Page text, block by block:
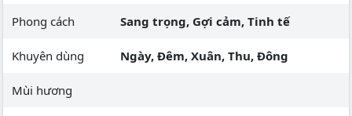
Phong cách Sang trọng, Gợi cảm, Tinh tế
Khuyên dùng Ngày, Đêm, Xuân, Thu, Đông
Mùi hương